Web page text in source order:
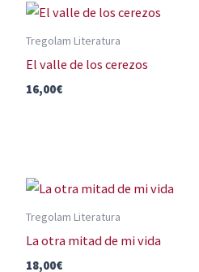
Tregolam Literatura
El valle de los cerezos
16,00€
Tregolam Literatura
La otra mitad de mi vida
18,00€